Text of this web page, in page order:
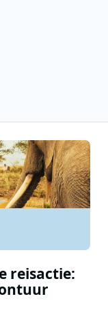
reisactie: